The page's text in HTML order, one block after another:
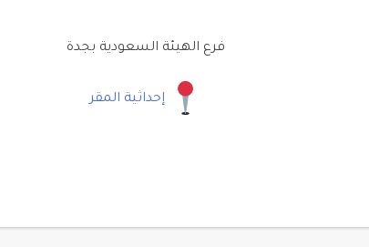
فرع الهيئة السعودية بجدة
إحداثية المقر